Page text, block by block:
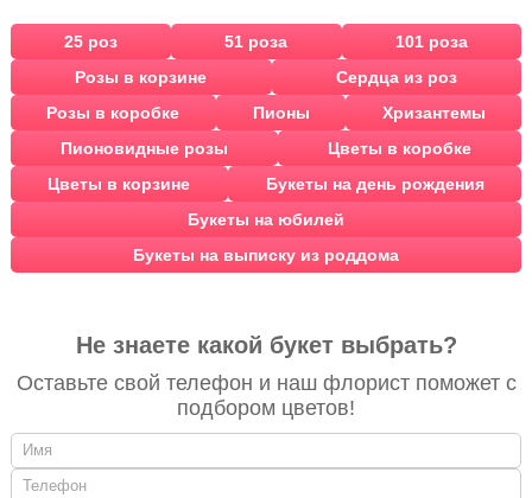
25 роз 51 роза
101 роза
Розы в корзине
Сердца из роз
Розы в коробке
Пионы
Хризантемы
Пионовидные розы
Цветы в коробке
Цветы в корзине
Букеты на день рождения
Букеты на юбилей
Букеты на выписку из роддома
Не знаете какой букет выбрать?
Оставьте свой телефон и наш флорист поможет с
подбором цветов!